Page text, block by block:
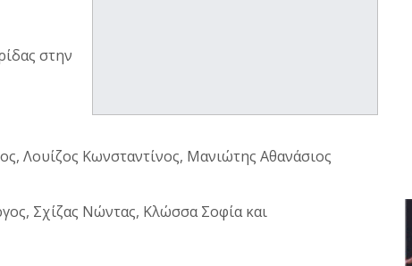
στην
Λουίζος Κωνσταντίνος, Μανιώτης Αθανάσιος
Σχίζας Νώντας, Κλώσσα Σοφία και